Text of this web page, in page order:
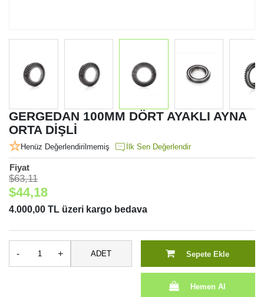
GERGEDAN 100MM DÖRT AYAKLI AYNA
ORTA DİŞLİ
Henüz Değerlendirilmemiş İlk Sen Değerlendir
Fiyat
$63,11
$44,18
4.000,00 TL üzeri kargo bedava
- + ADET Sepete Ekle
Hemen Al